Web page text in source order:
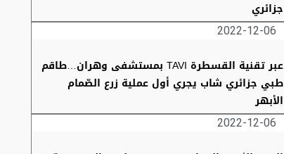
جزائري
2022-12-06
عبر تقنية القسطرة TAVI بمستشفى وهران…طاقم
طبي جزائري شاب يجري أول عملية زرع الصّمام
الأبهر
2022-12-06